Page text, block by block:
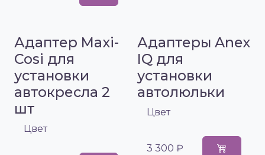
Адаптер Maxi-
Cosi для
установки
автокресла 2
шт
Цвет
Адаптеры Anex
IQ для
установки
автолюльки
Цвет
3 300 ₽